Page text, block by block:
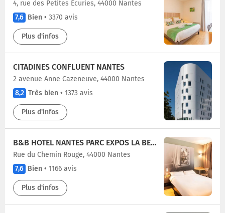
4, rue des Petites Écuries, 44000 Nantes
7,6 Bien • 3370 avis
Plus d'infos
CITADINES CONFLUENT NANTES
2 avenue Anne Cazeneuve, 44000 Nantes
8,2 Très bien • 1373 avis
Plus d'infos
B&B HOTEL NANTES PARC EXPOS LA BEAUJOIRE
Rue du Chemin Rouge, 44000 Nantes
7,6 Bien • 1166 avis
Plus d'infos